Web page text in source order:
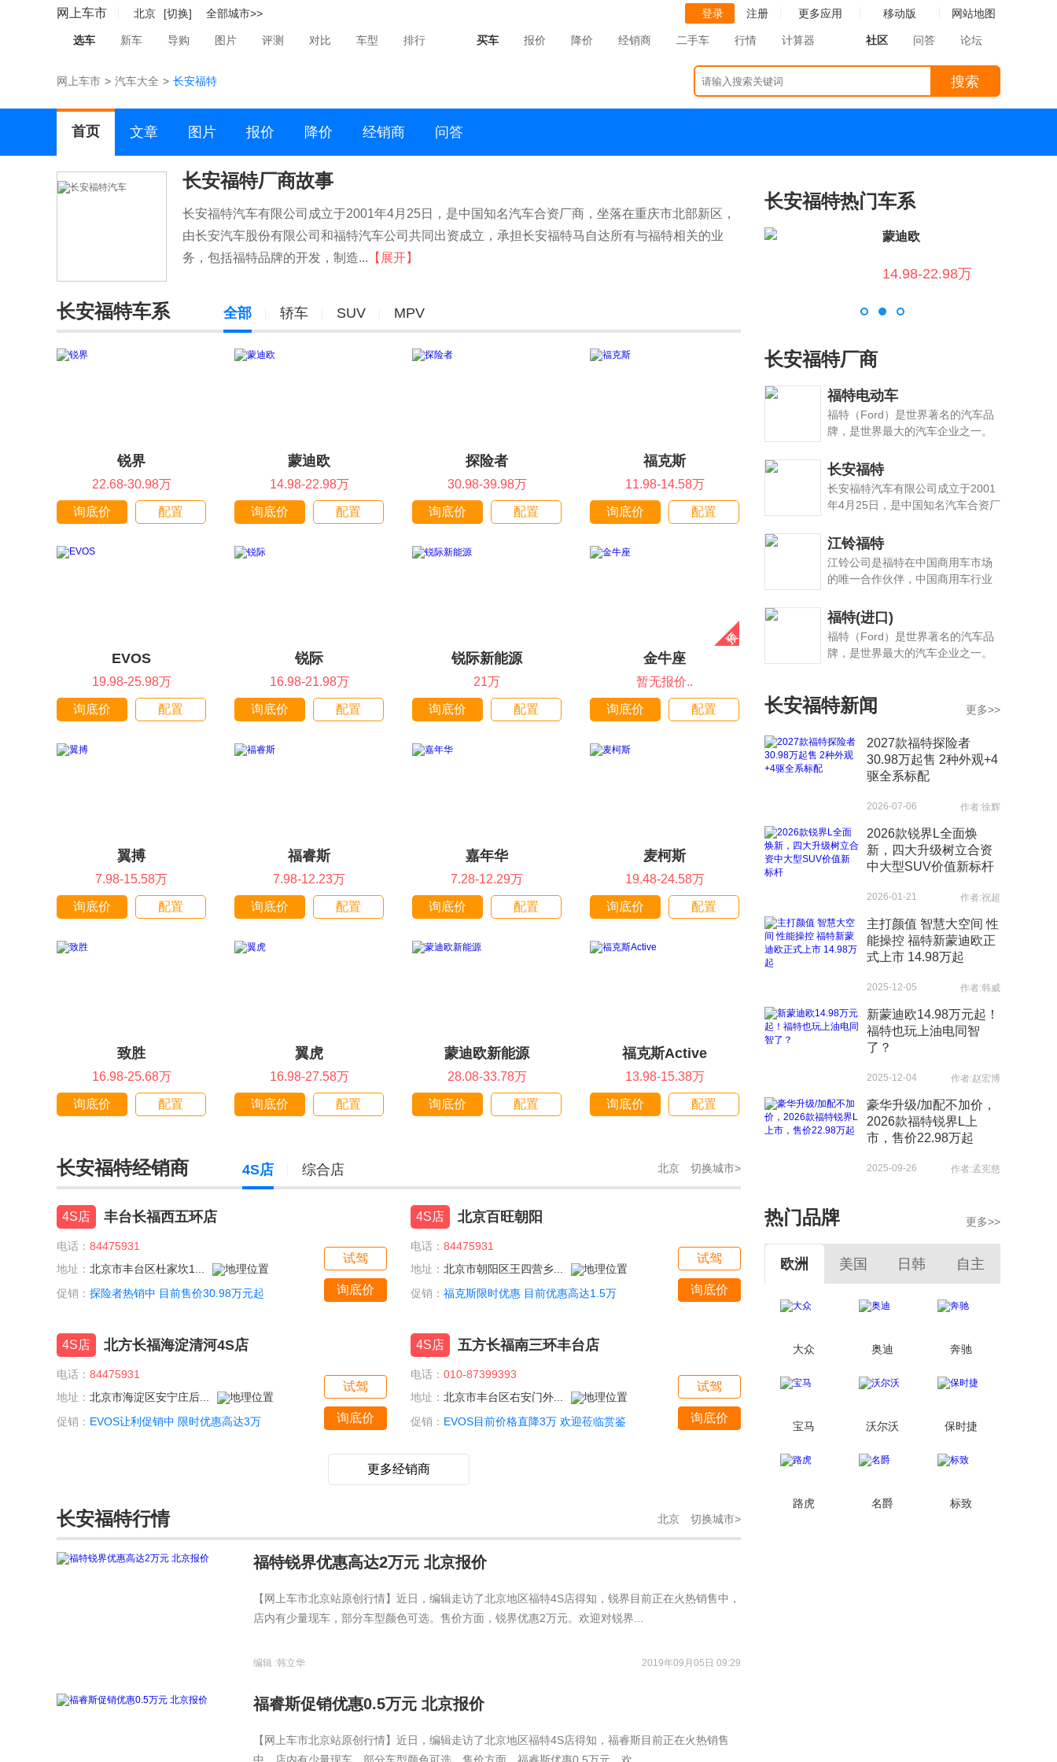
网上车市 北京 [切换] 全部城市>> 登录 注册 更多应用 移动版 网站地图
选车 新车 导购 图片 评测 对比 车型 排行 买车 报价 降价 经销商 二手车 行情 计算器 社区 问答 论坛
网上车市 > 汽车大全 > 长安福特 搜索
首页 文章 图片 报价 降价 经销商 问答
长安福特厂商故事
长安福特汽车有限公司成立于2001年4月25日，是中国知名汽车合资厂商，坐落在重庆市北部新区，
由长安汽车股份有限公司和福特汽车公司共同出资成立，承担长安福特马自达所有与福特相关的业
务，包括福特品牌的开发，制造... 【展开】
长安福特车系 全部 轿车 SUV MPV
锐界
22.68-30.98万
询底价 配置
蒙迪欧
14.98-22.98万
询底价 配置
探险者
30.98-39.98万
询底价 配置
福克斯
11.98-14.58万
询底价 配置
EVOS
19.98-25.98万
询底价 配置
锐际
16.98-21.98万
询底价 配置
锐际新能源
21万
询底价 配置
金牛座
暂无报价..
询底价 配置
翼搏
7.98-15.58万
询底价 配置
福睿斯
7.98-12.23万
询底价 配置
嘉年华
7.28-12.29万
询底价 配置
麦柯斯
19.48-24.58万
询底价 配置
致胜
16.98-25.68万
询底价 配置
翼虎
16.98-27.58万
询底价 配置
蒙迪欧新能源
28.08-33.78万
询底价 配置
福克斯Active
13.98-15.38万
询底价 配置
长安福特经销商 北京 切换城市>
4S店 综合店
4S店 丰台长福西五环店
电话： 84475931
地址： 北京市丰台区杜家坎1...
促销： 探险者热销中 目前售价30.98万元起
试驾
询底价
4S店 北京百旺朝阳
电话： 84475931
地址： 北京市朝阳区王四营乡...
促销： 福克斯限时优惠 目前优惠高达1.5万
试驾
询底价
4S店 北方长福海淀清河4S店
电话： 84475931
地址： 北京市海淀区安宁庄后...
促销： EVOS让利促销中 限时优惠高达3万
试驾
询底价
4S店 五方长福南三环丰台店
电话： 010-87399393
地址： 北京市丰台区右安门外...
促销： EVOS目前价格直降3万 欢迎莅临赏鉴
试驾
询底价
更多经销商
长安福特行情 北京 切换城市>
福特锐界优惠高达2万元 北京报价
【网上车市北京站原创行情】近日，编辑走访了北京地区福特4S店得知，锐界目前正在火热销售中，
店内有少量现车，部分车型颜色可选。售价方面，锐界优惠2万元。欢迎对锐界...
编辑 :韩立华 2019年09月05日 09:29
福睿斯促销优惠0.5万元 北京报价
【网上车市北京站原创行情】近日，编辑走访了北京地区福特4S店得知，福睿斯目前正在火热销售
长安福特热门车系
锐界 蒙迪欧
14.98-22.98万
长安福特厂商
福特电动车
福特（Ford）是世界著名的汽车品
牌，是世界最大的汽车企业之一。
特为美国福特汽车公司旗下的众多
品牌之一，公司及品牌名福特来源
于创始人亨利·福特（Henry Ford）
的姓氏。福特汽车公司是世界上最
年，总部位于密歇根州迪尔伯恩。
长安福特
长安福特汽车有限公司成立于2001
年4月25日，是中国知名汽车合资厂
安汽车股份有限公司和福特汽车公
司共同出资成立，承担长安福特马
自达所有与福特相关的业务，包括
福特品牌的开发，制造，销售和服
江铃福特
江铃公司是福特在中国商用车市场
的唯一合作伙伴，中国商用车行业
八十年代中期在中国率先引进国际
先进技术制造轻型卡车，成为中国
主要的轻型卡车制造商。美国福特
汽车公司（福特）现为公司第二大
福特(进口)
福特（Ford）是世界著名的汽车品
牌，是世界最大的汽车企业之一。
品牌之一，公司及品牌名福特来源
于创始人亨利·福特（Henry Ford）
的姓氏。福特汽车公司是世界上最
大的汽车生产商之一，成立于1903
年，总部位于密歇根州迪尔伯恩。
长安福特新闻 更多>>
2027款福特探险者
30.98万起售 2种外观+4
驱全系标配
2026-07-06 作者:徐辉
2026款锐界L全面焕
新，四大升级树立合资
中大型SUV价值新标杆
2026-01-21 作者:祝超
主打颜值 智慧大空间 性
能操控 福特新蒙迪欧正
式上市 14.98万起
2025-12-05 作者:韩威
新蒙迪欧14.98万元起！
福特也玩上油电同智
了？
2025-12-04 作者:赵宏博
豪华升级/加配不加价，
2026款福特锐界L上
市，售价22.98万起
2025-09-26 作者:孟宪慈
热门品牌 更多>>
欧洲 美国 日韩 自主
大众 奥迪 奔驰
宝马 沃尔沃 保时捷
路虎 名爵 标致